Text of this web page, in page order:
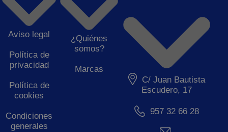
Aviso legal
Política de
privacidad
Política de
cookies
Condiciones
generales
¿Quiénes
somos?
Marcas
C/ Juan Bautista
Escudero, 17
957 32 66 28